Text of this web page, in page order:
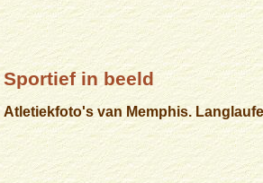
Sportief in beeld
Atletiekfoto's van Memphis.